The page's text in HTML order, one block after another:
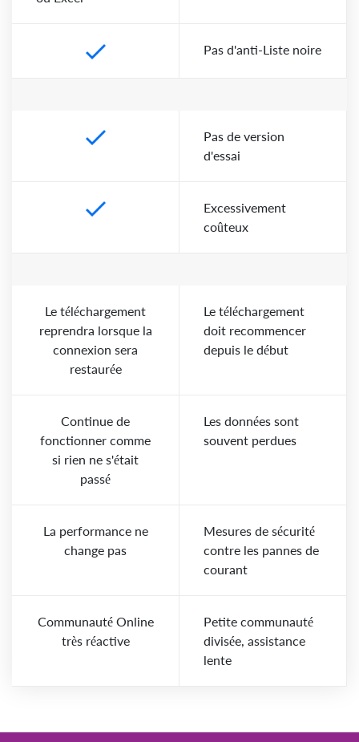
Pas d'anti-Liste noire
Pas de version
d'essai
Excessivement
coûteux
Le téléchargement
reprendra lorsque la
connexion sera
restaurée
Le téléchargement
doit recommencer
depuis le début
Continue de
fonctionner comme
si rien ne s'était
passé
Les données sont
souvent perdues
La performance ne
change pas
Mesures de sécurité
contre les pannes de
courant
Communauté Online
très réactive
Petite communauté
divisée, assistance
lente